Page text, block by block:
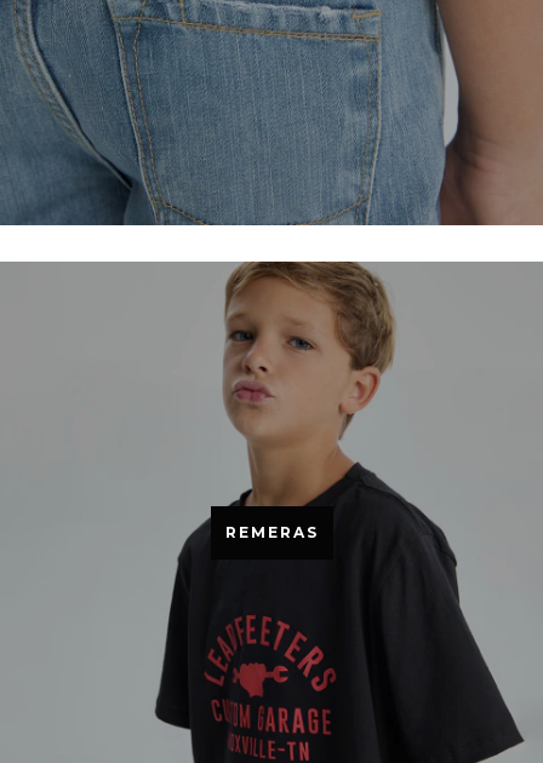
REMERAS